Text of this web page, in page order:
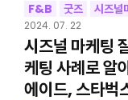
F&B 굿즈 시즈널
2024. 07. 22
시즈널 마케팅
케팅 사례로 알
에이드, 스타벅